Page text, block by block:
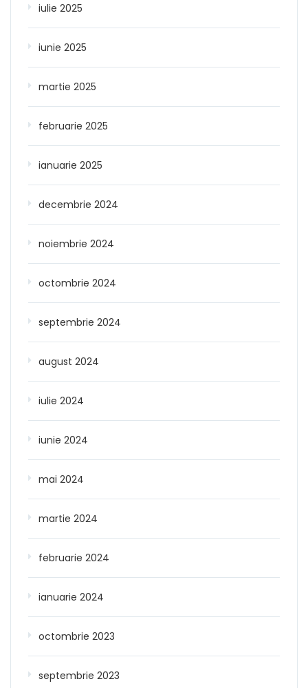
iulie 2025
iunie 2025
martie 2025
februarie 2025
ianuarie 2025
decembrie 2024
noiembrie 2024
octombrie 2024
septembrie 2024
august 2024
iulie 2024
iunie 2024
mai 2024
martie 2024
februarie 2024
ianuarie 2024
octombrie 2023
septembrie 2023